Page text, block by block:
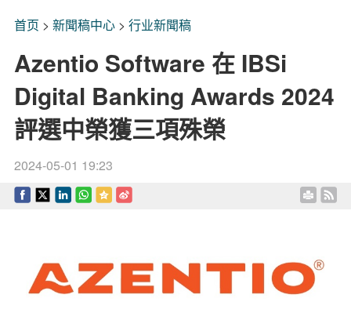
首页 > 新聞稿中心> 行业新聞稿
Azentio Software 在 IBSi
Digital Banking Awards 2024
評選中榮獲三項殊榮
2024-05-01 19:23